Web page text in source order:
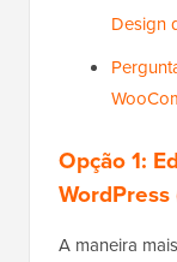
Design
Opção 1:
A maneira